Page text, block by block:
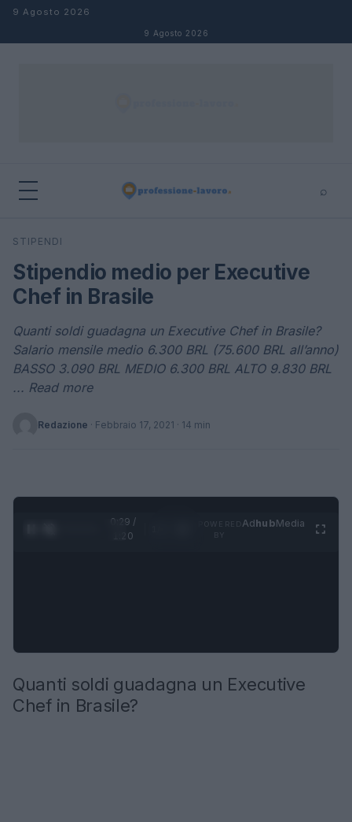
Salta al contenuto
9 Agosto 2026
9 Agosto 2026
⌕
Cerca
STIPENDI
Stipendio medio per Executive
Chef in Brasile
Quanti soldi guadagna un Executive Chef in Brasile?
Salario mensile medio 6.300 BRL (75.600 BRL all’anno)
BASSO 3.090 BRL MEDIO 6.300 BRL ALTO 9.830 BRL
... Read more
Redazione · Febbraio 17, 2021 · 14 min
0:30 /
1:20
AdhubMedia
Quanti soldi guadagna un Executive
Chef in Brasile?